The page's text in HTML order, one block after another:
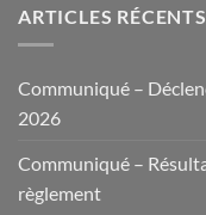
ARTICLES RÉCENTS
Communiqué –
2026
Communiqué –
règlement